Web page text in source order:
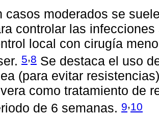
casos moderados se
controlar las
local con cirugía
5,8 Se destaca el uso
(para evitar
como tratamiento de
de 6 semanas. 9,10